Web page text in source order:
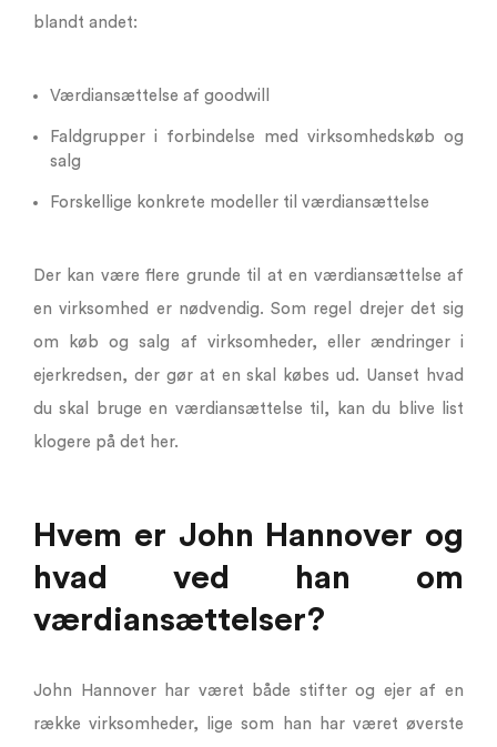
blandt andet:
Værdiansættelse af goodwill
Faldgrupper i forbindelse med virksomhedskøb og
salg
Forskellige konkrete modeller til værdiansættelse
Der kan være flere grunde til at en værdiansættelse af
en virksomhed er nødvendig. Som regel drejer det sig
om køb og salg af virksomheder, eller ændringer i
ejerkredsen, der gør at en skal købes ud. Uanset hvad
du skal bruge en værdiansættelse til, kan du blive list
klogere på det her.
Hvem er John Hannover og
hvad ved han om
værdiansættelser?
John Hannover har været både stifter og ejer af en
række virksomheder, lige som han har været øverste